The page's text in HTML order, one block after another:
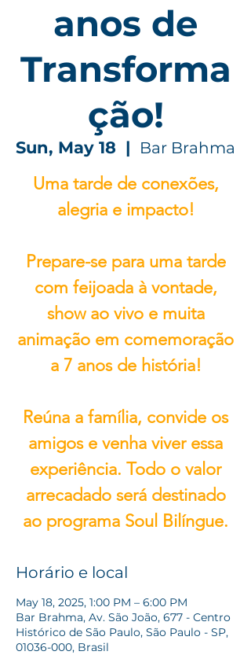
anos de
Transforma
ção!
Sun, May 18
  |
Bar Brahma
Uma tarde de conexões,
alegria e impacto!
Prepare-se para uma tarde
com feijoada à vontade,
show ao vivo e muita
animação em comemoração
a 7 anos de história!
Reúna a família, convide os
amigos e venha viver essa
experiência. Todo o valor
arrecadado será destinado
ao programa Soul Bilíngue.
Horário e local
May 18, 2025, 1:00 PM – 6:00 PM
Bar Brahma, Av. São João, 677 - Centro
Histórico de São Paulo, São Paulo - SP,
01036-000, Brasil